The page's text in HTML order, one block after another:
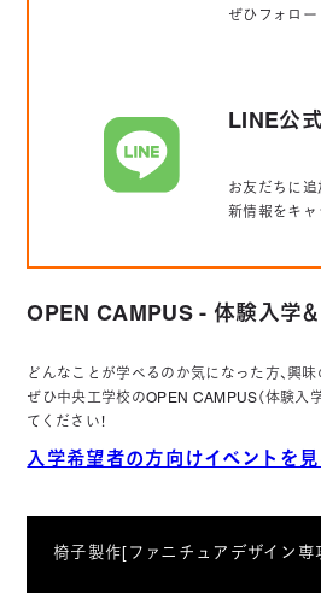
ぜひフォロー
LINE公
お友だちに追
新情報をキャ
OPEN CAMPUS - 体験入学
どんなことが学べるのか気になった方、興味
ぜひ中央工学校のOPEN CAMPUS（体験入
てください！
入学希望者の方向けイベントを見
椅子製作[ファニチュアデザイン専